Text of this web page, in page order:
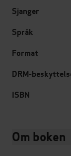
Sjanger
Språk
Format
DRM-
ISBN
Om boken